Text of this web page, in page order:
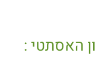
האסתטי :